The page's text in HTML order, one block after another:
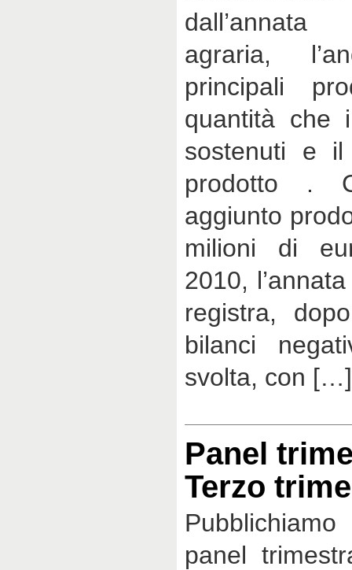
dall’annata
agraria,
principali
quantità che
sostenuti e il
prodotto .
aggiunto
milioni di
2010,
registra,
bilanci
svolta, con […]
Panel
Terzo
panel